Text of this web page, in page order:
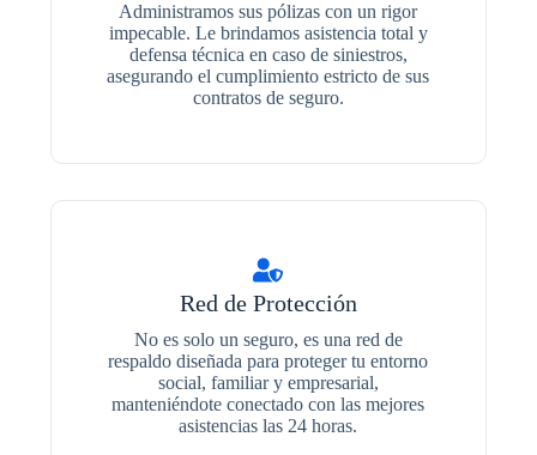
Administramos sus pólizas con un rigor
impecable. Le brindamos asistencia total y
defensa técnica en caso de siniestros,
asegurando el cumplimiento estricto de sus
contratos de seguro.
Red de Protección
No es solo un seguro, es una red de
respaldo diseñada para proteger tu entorno
social, familiar y empresarial,
manteniéndote conectado con las mejores
asistencias las 24 horas.